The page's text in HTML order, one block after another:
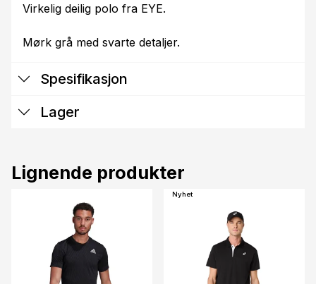
Virkelig deilig polo fra EYE.
Mørk grå med svarte detaljer.
Spesifikasjon
Lager
Lignende produkter
Nyhet